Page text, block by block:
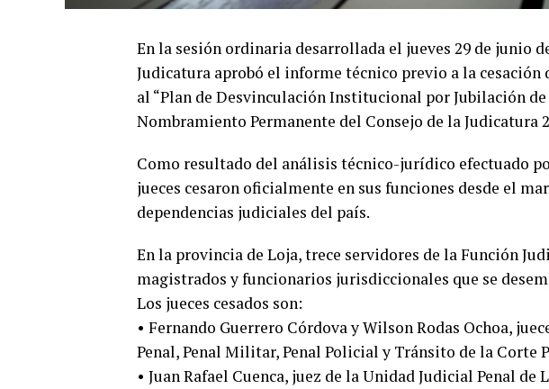
En la sesión ordinaria desarrollada el jueves 29 de junio
Judicatura aprobó el informe técnico previo a la cesación
al “Plan de Desvinculación Institucional por Jubilación
Nombramiento Permanente del Consejo de la Judicatura
Como resultado del análisis técnico-jurídico efectuado
jueces cesaron oficialmente en sus funciones desde el
dependencias judiciales del país.
En la provincia de Loja, trece servidores de la Función
magistrados y funcionarios jurisdiccionales que se
Los jueces cesados son:
• Fernando Guerrero Córdova y Wilson Rodas Ochoa,
Penal, Penal Militar, Penal Policial y Tránsito de la Corte
• Juan Rafael Cuenca, juez de la Unidad Judicial Penal de